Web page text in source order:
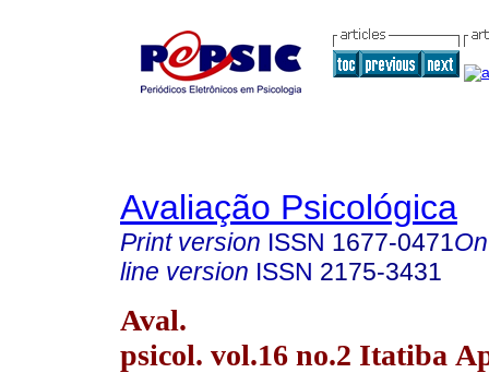
Avaliação Psicológica
Print version ISSN 1677-0471
line version ISSN 2175-3431
Aval.
psicol. vol.16 no.2 Itatiba